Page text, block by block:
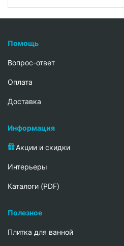
Помощь
Вопрос-ответ
Oплата
Доставка
Информация
Акции и скидки
Интерьеры
Каталоги (PDF)
Полезное
Плитка для ванной